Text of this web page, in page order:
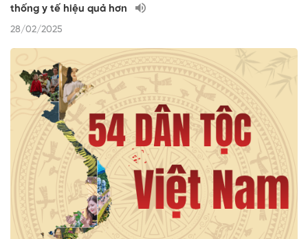
thống y tế hiệu quả hơn
28/02/2025